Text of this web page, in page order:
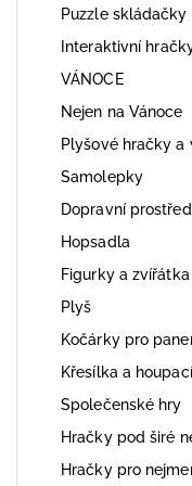
Puzzle skládačky
Interaktivní
VÁNOCE
Nejen na Vánoce
Plyšové hračky a
Samolepky
Dopravní
Hopsadla
Figurky a zvířátka
Plyš
Kočárky pro
Křesílka a
Společenské hry
Hračky pod širé
Hračky pro